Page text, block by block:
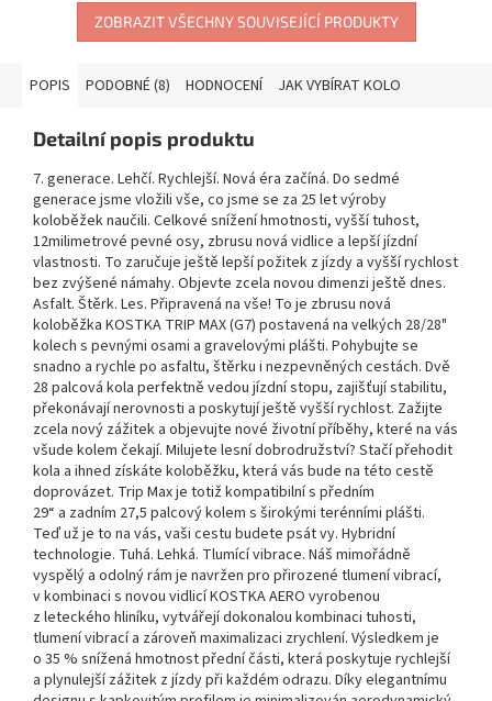
ZOBRAZIT VŠECHNY SOUVISEJÍCÍ PRODUKTY
POPIS PODOBNÉ (8) HODNOCENÍ JAK VYBÍRAT KOLO
Detailní popis produktu
7. generace. Lehčí. Rychlejší. Nová éra začíná. Do sedmé
generace jsme vložili vše, co jsme se za 25 let výroby
koloběžek naučili. Celkové snížení hmotnosti, vyšší tuhost,
12milimetrové pevné osy, zbrusu nová vidlice a lepší jízdní
vlastnosti. To zaručuje ještě lepší požitek z jízdy a vyšší rychlost
bez zvýšené námahy. Objevte zcela novou dimenzi ještě dnes.
Asfalt. Štěrk. Les. Připravená na vše! To je zbrusu nová
koloběžka KOSTKA TRIP MAX (G7) postavená na velkých 28/28"
kolech s pevnými osami a gravelovými plášti. Pohybujte se
snadno a rychle po asfaltu, štěrku i nezpevněných cestách. Dvě
28 palcová kola perfektně vedou jízdní stopu, zajišťují stabilitu,
překonávají nerovnosti a poskytují ještě vyšší rychlost. Zažijte
zcela nový zážitek a objevujte nové životní příběhy, které na vás
všude kolem čekají. Milujete lesní dobrodružství? Stačí přehodit
kola a ihned získáte koloběžku, která vás bude na této cestě
doprovázet. Trip Max je totiž kompatibilní s předním
29“ a zadním 27,5 palcový kolem s širokými terénními plášti.
Teď už je to na vás, vaši cestu budete psát vy. Hybridní
technologie. Tuhá. Lehká. Tlumící vibrace. Náš mimořádně
vyspělý a odolný rám je navržen pro přirozené tlumení vibrací,
v kombinaci s novou vidlicí KOSTKA AERO vyrobenou
z leteckého hliníku, vytvářejí dokonalou kombinaci tuhosti,
tlumení vibrací a zároveň maximalizaci zrychlení. Výsledkem je
o 35 % snížená hmotnost přední části, která poskytuje rychlejší
a plynulejší zážitek z jízdy při každém odrazu. Díky elegantnímu